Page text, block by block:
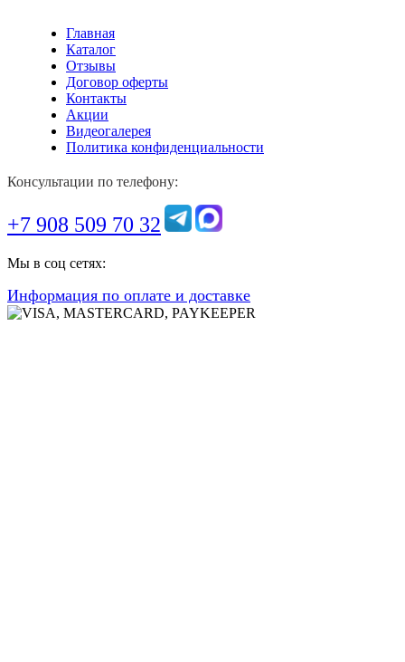
Главная
Каталог
Отзывы
Договор оферты
Контакты
Акции
Видеогалерея
Политика конфиденциальности
Консультации по телефону:
+7 908 509 70 32
Мы в соц сетях:
Информация по оплате и доставке